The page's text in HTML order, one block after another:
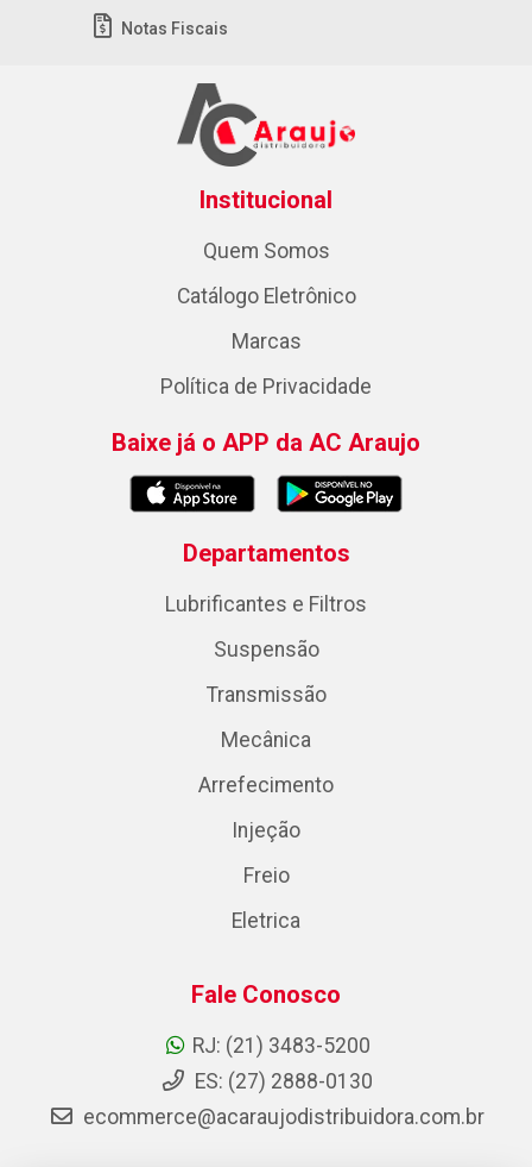
Notas Fiscais
Institucional
Quem Somos
Catálogo Eletrônico
Marcas
Política de Privacidade
Baixe já o APP da AC Araujo
Departamentos
Lubrificantes e Filtros
Suspensão
Transmissão
Mecânica
Arrefecimento
Injeção
Freio
Eletrica
Fale Conosco
RJ: (21) 3483-5200
ES: (27) 2888-0130
ecommerce@acaraujodistribuidora.com.br